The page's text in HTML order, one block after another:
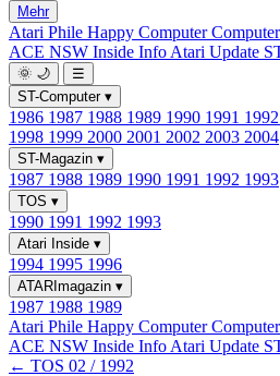
Mehr
Atari Phile Happy Computer
ACE NSW Inside Info Atari Update
🌞 🌙
☰
ST-Computer ▾
1986 1987 1988 1989 1990 1991 1992
1998 1999 2000 2001 2002 2003 2004
ST-Magazin ▾
1987 1988 1989 1990 1991 1992 1993
TOS ▾
1990 1991 1992 1993
Atari Inside ▾
1994 1995 1996
ATARImagazin ▾
1987 1988 1989
Atari Phile Happy Computer
ACE NSW Inside Info Atari Update
← TOS 02 / 1992